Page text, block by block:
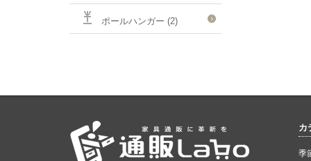
ポールハンガー (2)
カ
季